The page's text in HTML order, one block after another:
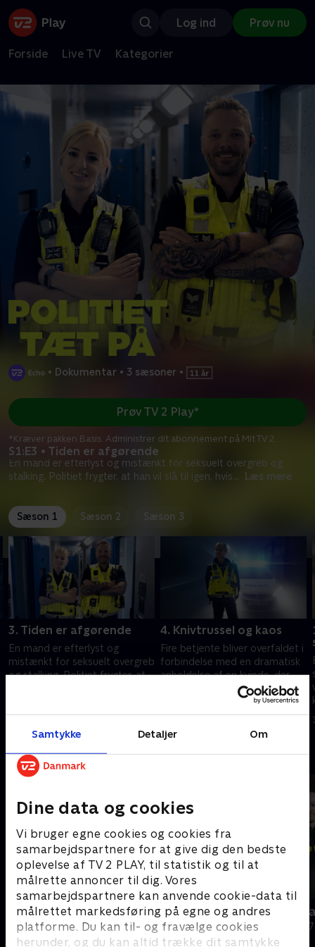
Samtykke Detaljer Om
Dine data og cookies
Vi bruger egne cookies og cookies fra
samarbejdspartnere for at give dig den bedste
oplevelse af TV 2 PLAY, til statistik og til at
målrette annoncer til dig. Vores
samarbejdspartnere kan anvende cookie-data til
målrettet markedsføring på egne og andres
platforme. Du kan til- og fravælge cookies
herunder, og du kan altid trække dit samtykke
Log ind Prøv nu
Forside Live TV Kategorier
• Dokumentar • 3 sæsoner •
S1:E3 • Tiden er afgørende
En mand er efterlyst og mistænkt for seksuelt overgreb og
stalking. Politiet frygter, at han vil slå til igen, hvis... Læs mere
Prøv TV 2 Play*
*Kræver pakken Basis. Administrer dit abonnement på Mit TV 2.
Sæson 1 Sæson 2 Sæson 3
3. Tiden er afgørende
En mand er efterlyst og
mistænkt for seksuelt overgreb
og stalking. Politiet frygter, at
4. Knivtrussel og kaos
Fire betjente bliver overfaldet i
forbindelse med en dramatisk
anholdelse af en kvinde, der
angiveligt har truet sin nabo
Andre så også
På patrulje i natten
Dokumentar • 2 sæsoner Dokumentar •